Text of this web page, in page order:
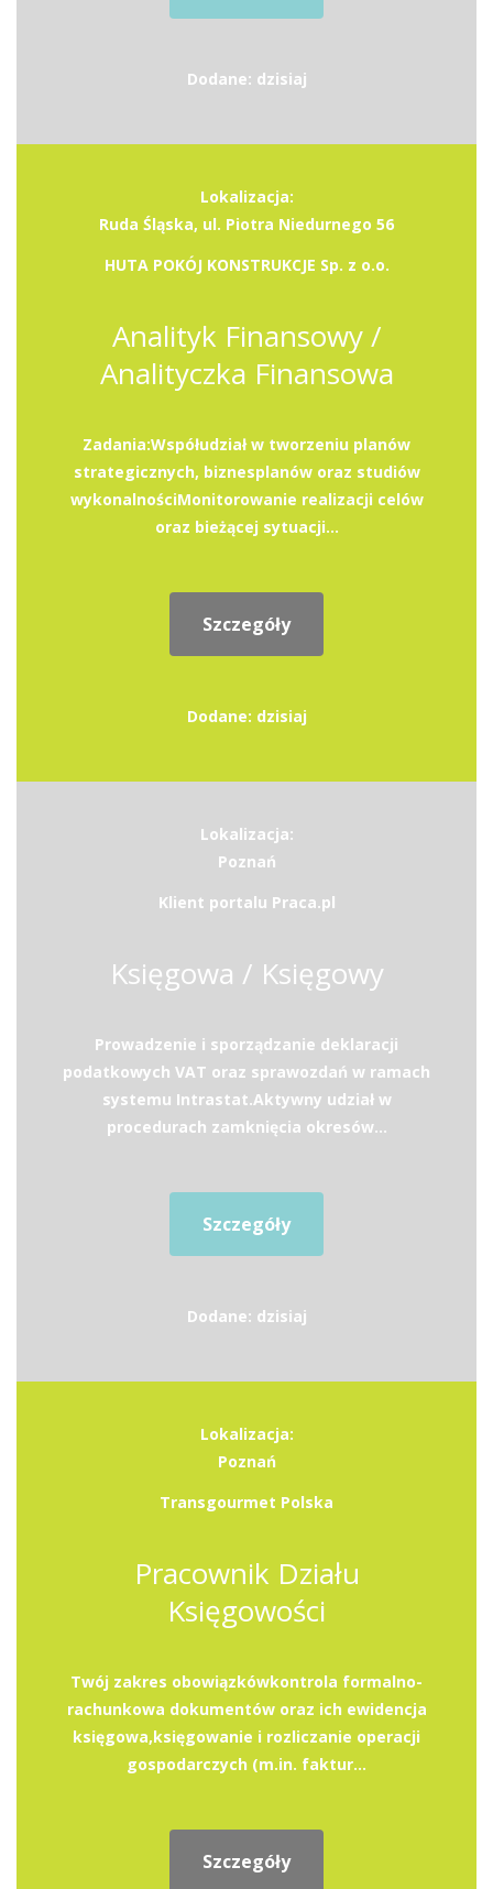
Dodane: dzisiaj
Lokalizacja:
Ruda Śląska, ul. Piotra Niedurnego 56
HUTA POKÓJ KONSTRUKCJE Sp. z o.o.
Analityk Finansowy /
Analityczka Finansowa
Zadania:Współudział w tworzeniu planów
strategicznych, biznesplanów oraz studiów
wykonalnościMonitorowanie realizacji celów
oraz bieżącej sytuacji...
Szczegóły
Dodane: dzisiaj
Lokalizacja:
Poznań
Klient portalu Praca.pl
Księgowa / Księgowy
Prowadzenie i sporządzanie deklaracji
podatkowych VAT oraz sprawozdań w ramach
systemu Intrastat.Aktywny udział w
procedurach zamknięcia okresów...
Szczegóły
Dodane: dzisiaj
Lokalizacja:
Poznań
Transgourmet Polska
Pracownik Działu
Księgowości
Twój zakres obowiązkówkontrola formalno-
rachunkowa dokumentów oraz ich ewidencja
księgowa,księgowanie i rozliczanie operacji
gospodarczych (m.in. faktur...
Szczegóły